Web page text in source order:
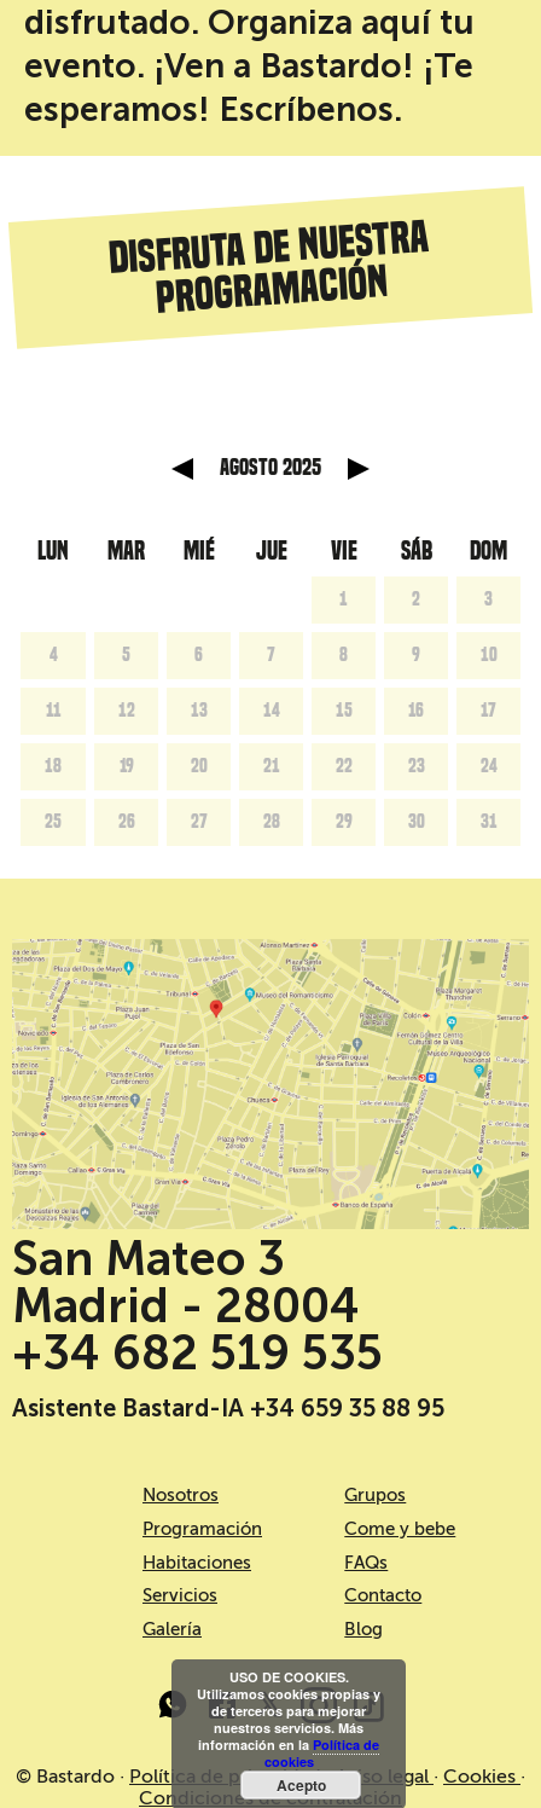
disfrutado. Organiza aquí tu
evento. ¡Ven a Bastardo! ¡Te
esperamos! Escríbenos.
Disfruta de nuestra
programación
agosto 2025
LUN MAR MIÉ JUE VIE SÁB DOM
1 2 3
4 5 6 7 8 9 10
11 12 13 14 15 16 17
18 19 20 21 22 23 24
25 26 27 28 29 30 31
San Mateo 3
Madrid - 28004
+34 682 519 535
Asistente Bastard-IA +34 659 35 88 95
Nosotros
Programación
Habitaciones
Servicios
Galería
Grupos
Come y bebe
FAQs
Contacto
Blog
© Bastardo · Política de privacidad·Aviso legal · Cookies ·
Condiciones de contratación
USO DE COOKIES.
Utilizamos cookies propias y
de terceros para mejorar
nuestros servicios. Más
información en la Política de
cookies
Acepto